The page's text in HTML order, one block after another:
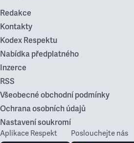
Redakce
Kontakty
Kodex Respektu
Nabídka předplatného
Inzerce
RSS
Všeobecné obchodní podmínky
Ochrana osobních údajů
Nastavení soukromí
Aplikace Respekt Poslouchejte nás